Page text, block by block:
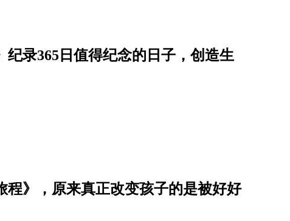
纪录365日值得纪念的日子，创造生
》，原来真正改变孩子的是被好好